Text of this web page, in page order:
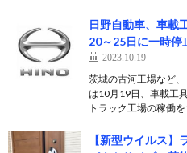
日野自動車、車載
20～25日に一時停
2023.10.19
茨城の古河工場など
は10月19日、車載工
トラック工場の稼働
【新型ウイルス